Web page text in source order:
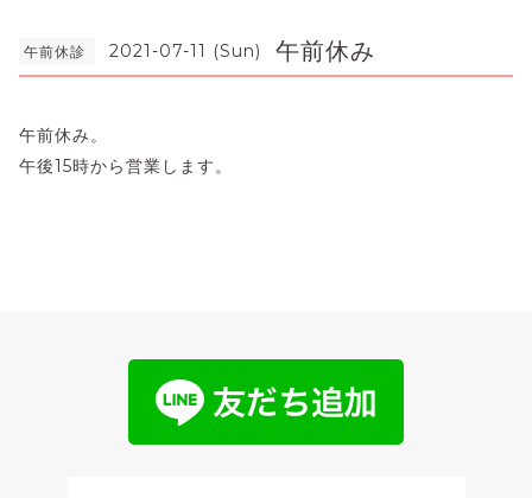
午前休診 2021-07-11 (Sun) 午前休み
午前休み。
午後15時から営業します。